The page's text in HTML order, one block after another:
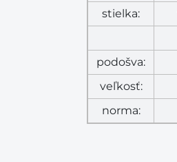
stielka:
podošva:
veľkosť:
norma: